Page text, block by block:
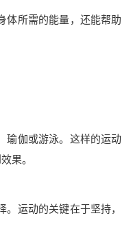
体所需的能量，还能帮助
瑜伽或游泳。这样的运动
果。
运动的关键在于坚持，